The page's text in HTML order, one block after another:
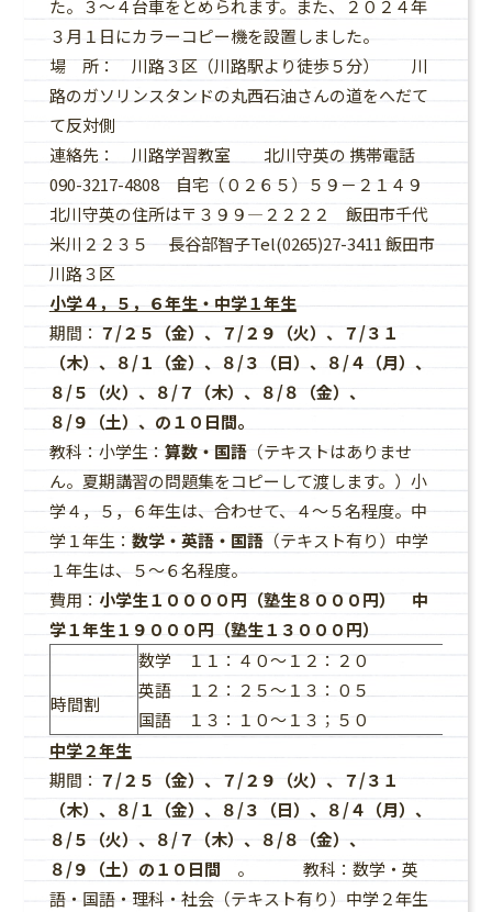
た。３～４台車をとめられます。また、２０２４年
３月１日にカラーコピー機を設置しました。
場 所： 川路３区（川路駅より徒歩５分） 川
路のガソリンスタンドの丸西石油さんの道をへだて
て反対側
連絡先： 川路学習教室 北川守英の 携帯電話
090-3217-4808 自宅（０２６５）５９－２１４９
北川守英の住所は〒３９９―２２２２ 飯田市千代
米川２２３５ 長谷部智子Tel(0265)27-3411 飯田市
川路３区
小学４，５，６年生・中学１年生
期間： ７/２５（金）、７/２９（火）、７/３１
（木）、８/１（金）、８/３（日）、８/４（月）、
８/５（火）、８/７（木）、８/８（金）、
８/９（土）、の１０日間。
教科：小学生： 算数・国語（テキストはありませ
ん。夏期講習の問題集をコピーして渡します。）小
学４，５，６年生は、合わせて、４～５名程度。中
学１年生： 数学・英語・国語（テキスト有り）中学
１年生は、５～６名程度。
費用： 小学生１００００円（塾生８０００円） 中
学１年生１９０００円（塾生１３０００円）
時間割
数学 １１：４０～１２：２０
英語 １２：２５～１３：０５
国語 １３：１０～１３；５０
中学２年生
期間： ７/２５（金）、７/２９（火）、７/３１
（木）、８/１（金）、８/３（日）、８/４（月）、
８/５（火）、８/７（木）、８/８（金）、
８/９（土）の１０日間 。 教科：数学・英
語・国語・理科・社会（テキスト有り）中学２年生